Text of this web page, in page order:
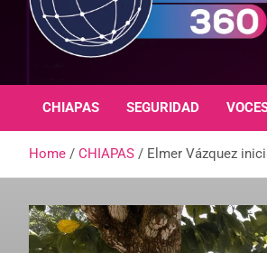
CHIAPAS SEGURIDAD
Home CHIAPAS Elmer Vázquez